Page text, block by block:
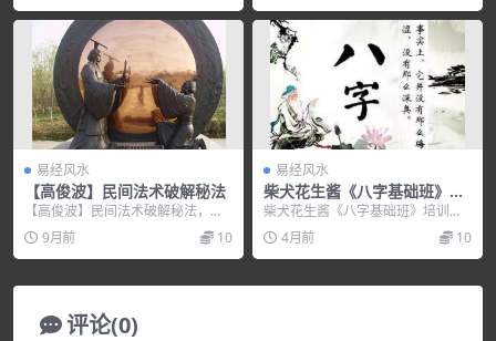
易经风水
【高俊波】民间法术破解秘法
【高俊波】民间法术破解秘法，培
训讲座视频，培训课程视频教程下
载，百度网盘资源分享...
9月前 10
易经风水
柴犬花生酱《八字基础班》培
训课程+速成
柴犬花生酱《八字基础班》培训课
程+速成，培训讲座视频，培训课程
视频教程下载，百度...
4月前 10
评论(0)